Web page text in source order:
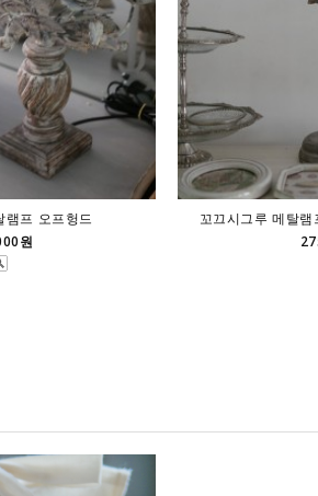
램프 오프헝드
원
꼬끄시그루 메탈